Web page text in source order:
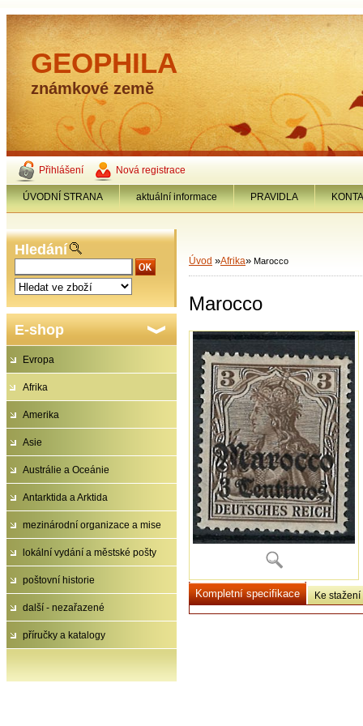
GEOPHILA
známkové země
Přihlášení Nová registrace
ÚVODNÍ STRANA aktuální informace PRAVIDLA
Hledání
E-shop
Evropa
Afrika
Amerika
Asie
Austrálie a Oceánie
Antarktida a Arktida
mezinárodní organizace a mise
lokální vydání a městské pošty
poštovní historie
další - nezařazené
příručky a katalogy
Úvod »Afrika» Marocco
Marocco
Kompletní specifikace Ke stažení